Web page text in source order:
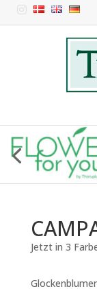
Jetzt in 3